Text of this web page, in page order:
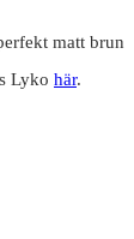
matt brun
Lyko här.